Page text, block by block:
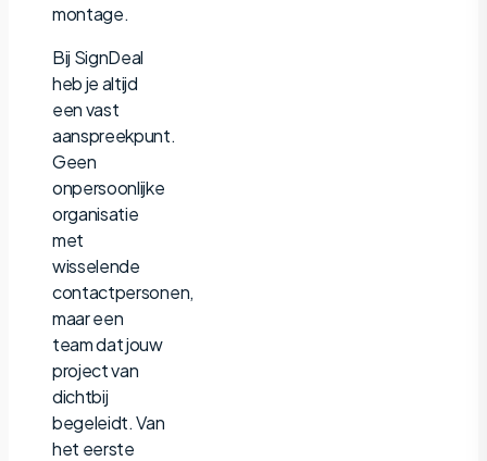
montage.
Bij SignDeal
heb je altijd
een vast
aanspreekpunt.
Geen
onpersoonlijke
organisatie
met
wisselende
contactpersonen,
maar een
team dat jouw
project van
dichtbij
begeleidt. Van
het eerste